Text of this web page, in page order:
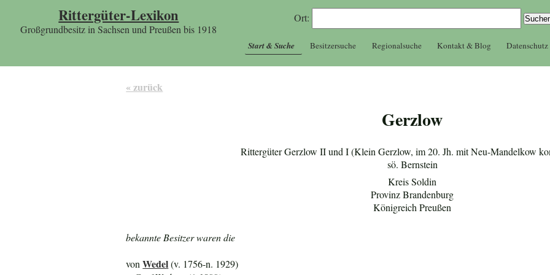
Rittergüter-Lexikon
Großgrundbesitz in Sachsen und Preußen bis 1918
Ort:
Start & Suche Besitzersuche Regionalsuche Kontakt & Blog Datenschutz
« zurück
Gerzlow
Rittergüter Gerzlow II und I (Klein Gerzlow, im 20. Jh. mit Neu-Mandelkow
sö. Bernstein
Kreis Soldin
Provinz Brandenburg
Königreich Preußen
bekannte Besitzer waren die
vonWedel(v. 1756-n. 1929)